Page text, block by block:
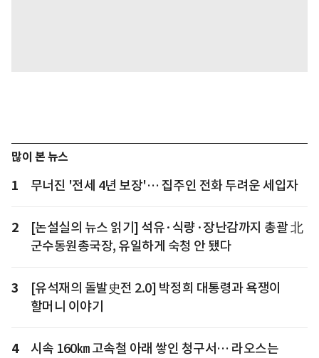
많이 본 뉴스
1 무너진 '전세 4년 보장'… 집주인 전화 두려운 세입자
2
[논설실의 뉴스 읽기] 석유·식량·장난감까지 총괄 北
군수동원총국장, 유일하게 숙청 안 됐다
3
[유석재의 돌발史전 2.0] 박정희 대통령과 욕쟁이
할머니 이야기
4
시속 160㎞ 고속철 아래 쌓인 청구서… 라오스는